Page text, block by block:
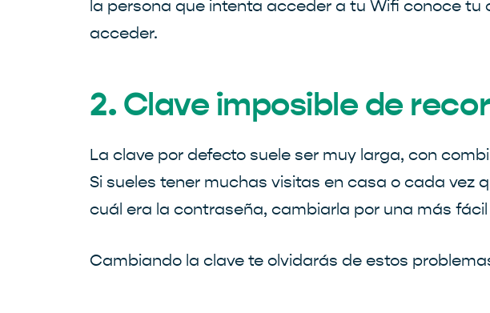
la persona que intenta acceder a tu Wifi conoce
acceder.
2. Clave imposible de
La clave por defecto suele ser muy larga, con
Si sueles tener muchas visitas en casa o cada vez
cuál era la contraseña, cambiarla por una más
Cambiando la clave te olvidarás de estos